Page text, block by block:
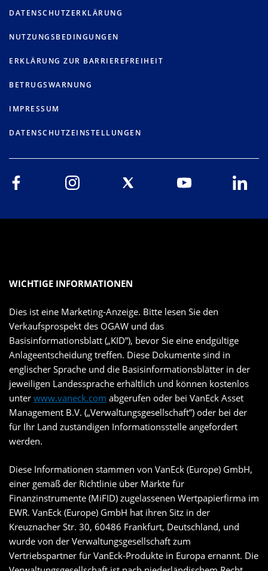
DATENSCHUTZERKLÄRUNG
NUTZUNGSBEDINGUNGEN
ERKLÄRUNG ZUR BARRIEREFREIHEIT
BETRUGSWARNUNG
IMPRESSUM
DATENSCHUTZEINSTELLUNGEN
WICHTIGE INFORMATIONEN
Dies ist eine Marketing-Anzeige. Bitte lesen Sie den
Verkaufsprospekt des OGAW und das
Basisinformationsblatt („KID”), bevor Sie eine endgültige
Anlageentscheidung treffen. Diese Dokumente sind in
englischer Sprache und die Basisinformationsblätter in der
jeweiligen Landessprache erhältlich und können kostenlos
unter www.vaneck.com abgerufen oder bei VanEck Asset
Management B.V. („Verwaltungsgesellschaft”) oder bei der
für Ihr Land zuständigen Informationsstelle angefordert
werden.
Diese Informationen stammen von VanEck (Europe) GmbH,
einer gemäß der Richtlinie über Märkte für
Finanzinstrumente (MiFID) zugelassenen Wertpapierfirma im
EWR. VanEck (Europe) GmbH hat ihren Sitz in der
Kreuznacher Str. 30, 60486 Frankfurt, Deutschland, und
wurde von der Verwaltungsgesellschaft zum
Vertriebspartner für VanEck-Produkte in Europa ernannt. Die